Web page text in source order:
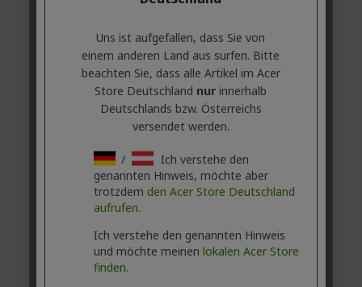
Uns ist aufgefallen, dass Sie von
einem anderen Land aus surfen. Bitte
beachten Sie, dass alle Artikel im Acer
Store Deutschland nur innerhalb
Deutschlands bzw. Österreichs
versendet werden.
/
Ich verstehe den
genannten Hinweis, möchte aber
trotzdem den Acer Store Deutschland
aufrufen.
Ich verstehe den genannten Hinweis
und möchte meinen lokalen Acer Store
finden.